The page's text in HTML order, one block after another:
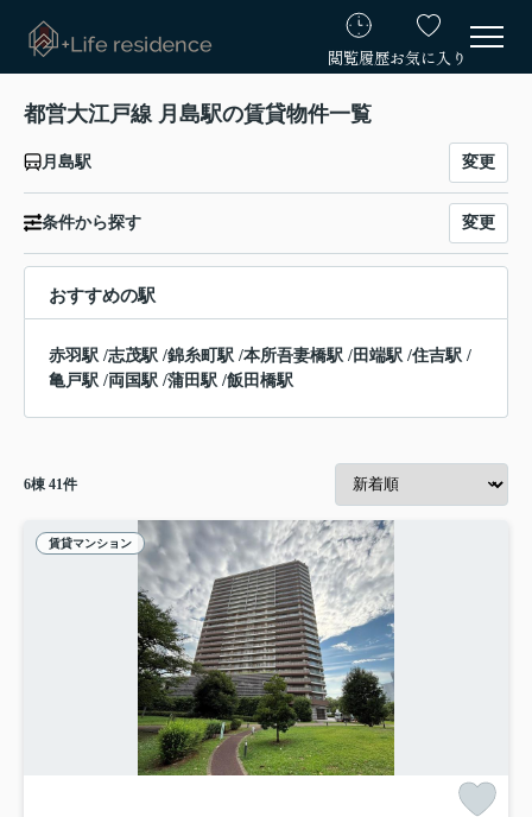
閲覧履歴お気に入り
都営大江戸線 月島駅の賃貸物件一覧
月島駅 変更
条件から探す 変更
おすすめの駅
赤羽駅 /志茂駅 /錦糸町駅 /本所吾妻橋駅 /田端駅 /住吉駅 /
亀戸駅 /両国駅 /蒲田駅 /飯田橋駅
6棟 41件
賃貸マンション